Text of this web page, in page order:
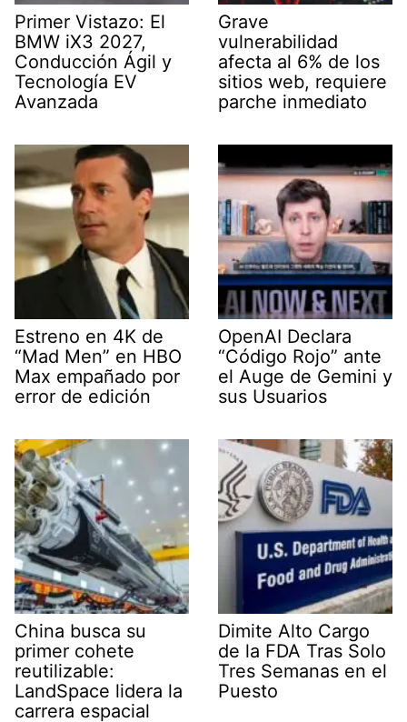
Primer Vistazo: El
BMW iX3 2027,
Conducción Ágil y
Tecnología EV
Avanzada
Grave
vulnerabilidad
afecta al 6% de los
sitios web, requiere
parche inmediato
Estreno en 4K de
“Mad Men” en HBO
Max empañado por
error de edición
OpenAI Declara
“Código Rojo” ante
el Auge de Gemini y
sus Usuarios
China busca su
primer cohete
reutilizable:
LandSpace lidera la
carrera espacial
Dimite Alto Cargo
de la FDA Tras Solo
Tres Semanas en el
Puesto